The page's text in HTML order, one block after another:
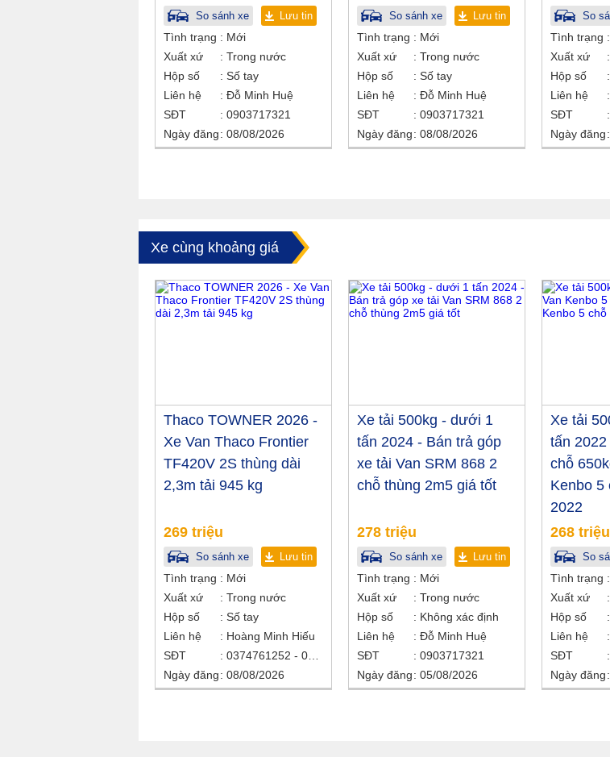
So sánh xe Lưu tin
Tình trạng
Mới
Xuất xứ
Trong nước
Hộp số
Số tay
Liên hệ
Đỗ Minh Huệ
SĐT
0903717321
Ngày đăng
08/08/2026
So sánh xe Lưu tin
Tình trạng
Mới
Xuất xứ
Trong nước
Hộp số
Số tay
Liên hệ
Đỗ Minh Huệ
SĐT
0903717321
Ngày đăng
08/08/2026
So
Tình trạng
Xuất xứ
Hộp số
Liên hệ
SĐT
Ngày đăng
Xe cùng khoảng giá
Thaco TOWNER 2026 -
Xe Van Thaco Frontier
TF420V 2S thùng dài
2,3m tải 945 kg
269 triệu
So sánh xe Lưu tin
Tình trạng
Mới
Xuất xứ
Trong nước
Hộp số
Số tay
Liên hệ
Hoàng Minh Hiếu
SĐT
0374761252 - 0938907905
Ngày đăng
08/08/2026
Xe tải 500kg - dưới 1
tấn 2024 - Bán trả góp
xe tải Van SRM 868 2
chỗ thùng 2m5 giá tốt
278 triệu
So sánh xe Lưu tin
Tình trạng
Mới
Xuất xứ
Trong nước
Hộp số
Không xác định
Liên hệ
Đỗ Minh Huệ
SĐT
0903717321
Ngày đăng
05/08/2026
Xe tải
tấn
chỗ
Kenbo 5
2022
268 triệu
So
Tình trạng
Xuất xứ
Hộp số
Liên hệ
SĐT
Ngày đăng